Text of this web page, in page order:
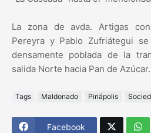
La zona de avda. Artigas
Pereyra y Pablo Zufriátegui
densamente poblada de la
salida Norte hacia Pan de Azúcar.
Tags Maldonado Piriápolis
Facebook